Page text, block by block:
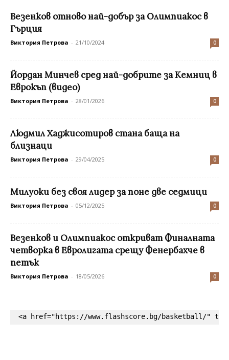
Везенков отново най-добър за Олимпиакос в
Гърция
Виктория Петрова - 21/10/2024 0
Йордан Минчев сред най-добрите за Кемниц в
Еврокъп (видео)
Виктория Петрова - 28/01/2026 0
Людмил Хаджисотиров стана баща на
близнаци
Виктория Петрова - 29/04/2025 0
Милуоки без своя лидер за поне две седмици
Виктория Петрова - 05/12/2025 0
Везенков и Олимпиакос откриват Финалната
четворка в Евролигата срещу Фенербахче в
петък
Виктория Петрова - 18/05/2026 0
<a href="https://www.flashscore.bg/basketball/"